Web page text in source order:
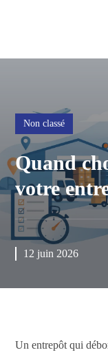
Non classé
Quand
votre
12 juin 2026
Un entrepôt qui